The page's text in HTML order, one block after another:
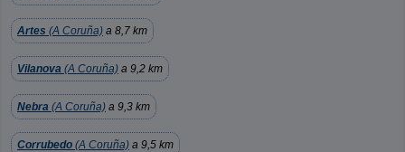
Artes (A Coruña) a 8,7 km
Vilanova (A Coruña) a 9,2 km
Nebra (A Coruña) a 9,3 km
Corrubedo (A Coruña) a 9,5 km